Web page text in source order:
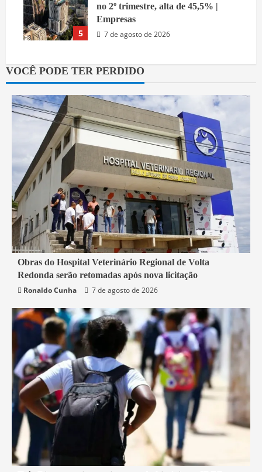
5
no 2º trimestre, alta de 45,5% |
Empresas
7 de agosto de 2026
VOCÊ PODE TER PERDIDO
2 min read
Rio de Janeiro
Saúde
Obras do Hospital Veterinário Regional de Volta
Redonda serão retomadas após nova licitação
Ronaldo Cunha
7 de agosto de 2026